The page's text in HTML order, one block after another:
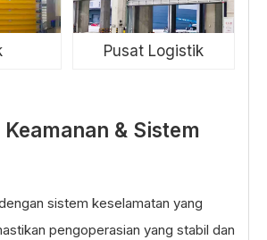
Pusat Logistik
& Sistem
sistem keselamatan yang
pengoperasian yang stabil dan